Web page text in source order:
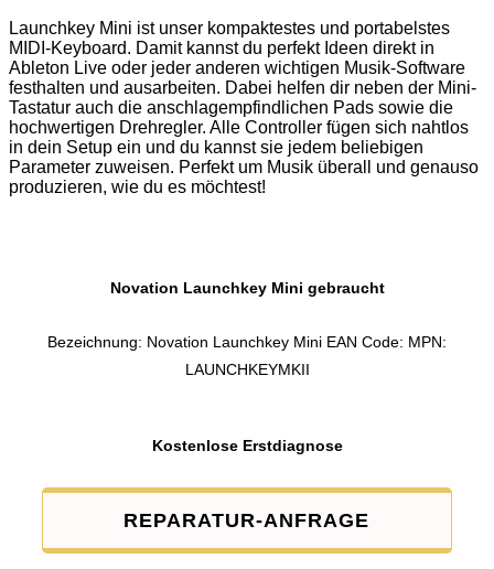
Launchkey Mini ist unser kompaktestes und portabelstes
MIDI-Keyboard. Damit kannst du perfekt Ideen direkt in
Ableton Live oder jeder anderen wichtigen Musik-Software
festhalten und ausarbeiten. Dabei helfen dir neben der Mini-
Tastatur auch die anschlagempfindlichen Pads sowie die
hochwertigen Drehregler. Alle Controller fügen sich nahtlos
in dein Setup ein und du kannst sie jedem beliebigen
Parameter zuweisen. Perfekt um Musik überall und genauso
produzieren, wie du es möchtest!
Novation Launchkey Mini gebraucht
Bezeichnung: Novation Launchkey Mini EAN Code: MPN:
LAUNCHKEYMKII
Kostenlose Erstdiagnose
REPARATUR-ANFRAGE